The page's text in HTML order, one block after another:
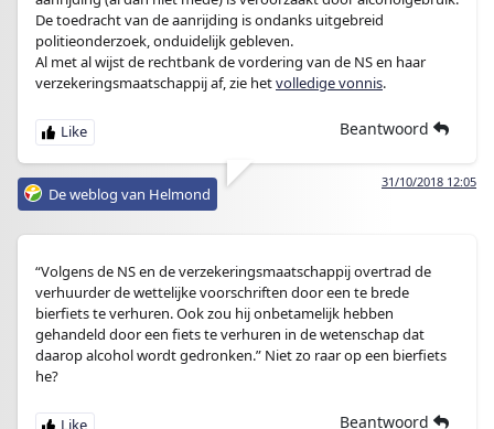
De toedracht van de aanrijding is ondanks uitgebreid
politieonderzoek, onduidelijk gebleven.
Al met al wijst de rechtbank de vordering van de NS en haar
verzekeringsmaatschappij af, zie hetvolledige vonnis.
Beantwoord
31/10/2018 12:05
De weblog van Helmond
“Volgens de NS en de verzekeringsmaatschappij overtrad de
verhuurder de wettelijke voorschriften door een te brede
bierfiets te verhuren. Ook zou hij onbetamelijk hebben
gehandeld door een fiets te verhuren in de wetenschap dat
daarop alcohol wordt gedronken.” Niet zo raar op een bierfiets
he?
Beantwoord